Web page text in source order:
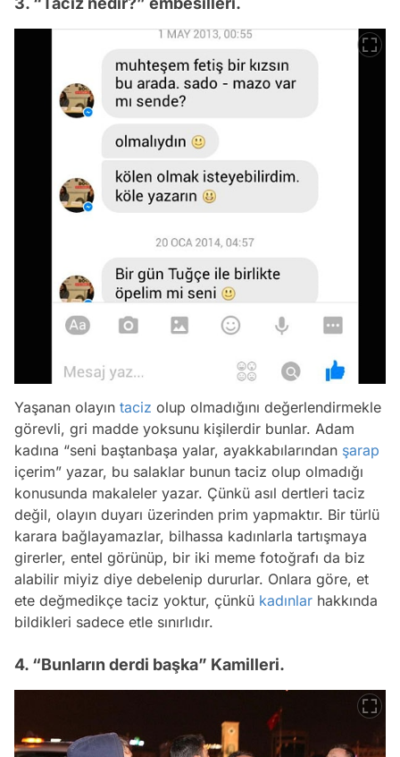
Yaşanan olayın taciz olup olmadığını değerlendirmekle
görevli, gri madde yoksunu kişilerdir bunlar. Adam
kadına “seni baştanbaşa yalar, ayakkabılarından şarap
içerim” yazar, bu salaklar bunun taciz olup olmadığı
konusunda makaleler yazar. Çünkü asıl dertleri taciz
değil, olayın duyarı üzerinden prim yapmaktır. Bir türlü
karara bağlayamazlar, bilhassa kadınlarla tartışmaya
girerler, entel görünüp, bir iki meme fotoğrafı da biz
alabilir miyiz diye debelenip dururlar. Onlara göre, et
ete değmedikçe taciz yoktur, çünkü kadınlar hakkında
bildikleri sadece etle sınırlıdır.
4. “Bunların derdi başka” Kamilleri.